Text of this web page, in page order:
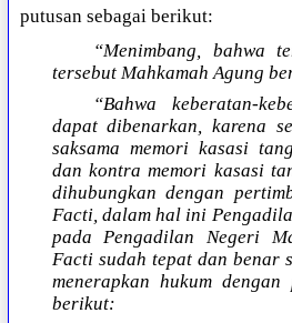
putusan sebagai berikut:
“Menimbang, bahwa
tersebut Mahkamah Agung
“Bahwa keberatan-
dapat dibenarkan, karena
saksama memori kasasi
dan kontra memori kasasi
dihubungkan dengan
Facti, dalam hal ini
pada Pengadilan Negeri
Facti sudah tepat dan benar
menerapkan hukum dengan
berikut: